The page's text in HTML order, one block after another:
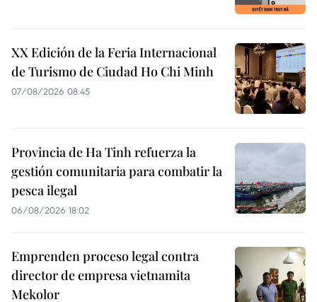
XX Edición de la Feria Internacional
de Turismo de Ciudad Ho Chi Minh
07/08/2026 08:45
Provincia de Ha Tinh refuerza la
gestión comunitaria para combatir la
pesca ilegal
06/08/2026 18:02
Emprenden proceso legal contra
director de empresa vietnamita
Mekolor